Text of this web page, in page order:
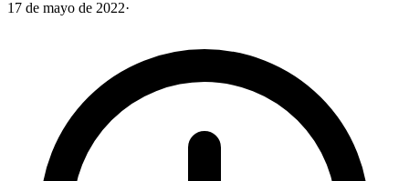
17 de mayo de 2022·